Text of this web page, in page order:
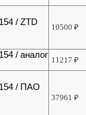
/ ZTD
10500₽
/ аналог
11217₽
/ ПАО
37961₽